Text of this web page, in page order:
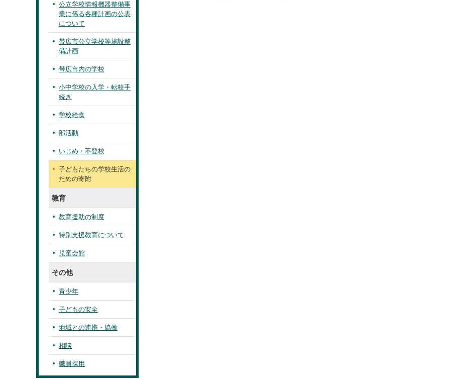
公立学校情報機器整備事
業に係る各種計画の公表
について
帯広市公立学校等施設整
備計画
帯広市内の学校
小中学校の入学・転校手
続き
学校給食
部活動
いじめ・不登校
子どもたちの学校生活の
ための寄附
教育
教育援助の制度
特別支援教育について
児童会館
その他
青少年
子どもの安全
地域との連携・協働
相談
職員採用